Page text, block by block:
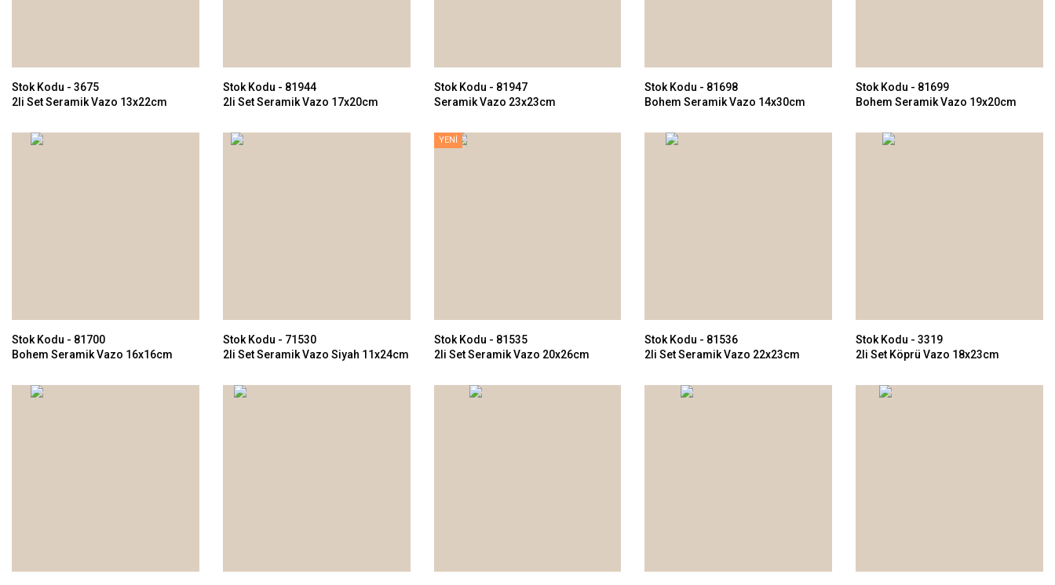
Stok Kodu - 3675
2li Set Seramik Vazo 13x22cm
Stok Kodu - 81944
2li Set Seramik Vazo 17x20cm
Stok Kodu - 81947
Seramik Vazo 23x23cm
Stok Kodu - 81698
Bohem Seramik Vazo 14x30cm
Stok Kodu - 81699
Bohem Seramik Vazo 19x20cm
Stok Kodu - 81700
Bohem Seramik Vazo 16x16cm
Stok Kodu - 71530
2li Set Seramik Vazo Siyah 11x24cm
YENİ
Stok Kodu - 81535
2li Set Seramik Vazo 20x26cm
Stok Kodu - 81536
2li Set Seramik Vazo 22x23cm
Stok Kodu - 3319
2li Set Köprü Vazo 18x23cm